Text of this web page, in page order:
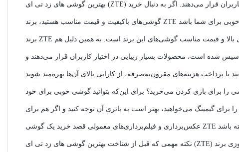
بهترین گوشی های زد تی ای (ZTE) در سال 2022 شامل موارد زیادی می‌شوند که قابلیت‌های زیادی را در اختیار کاربران قرار می‌دهند. اگر به دنبال خرید
برند ZTE یکی از شرکت‌های ساخت اقلام دیجیتال بوده که عمده شهرت آن، به دلیل قابلیت‌های بالا و قیمت مناسب گوشی‌های این برند است. به همین دلیل هم
شده است، محصولات بسیار زیبایی در اختیار کاربران قرار می‌دهند و
را برای بازی کردن می‌خرید؟ برای این‌که بتوانید گوشی خوبی برای خود
را برای گیمینگ می‌خواهید، بهتر است به باتری آن توجه کنید و اگر هم برای
نکته مهمی که قبل از شناخت بهترین گوشی های زد تی ای (ZTE) در سال 2022 باید بدانید، این است که روزی برند ZTE یکی از پنج شرکت مشهور و بزرگ در